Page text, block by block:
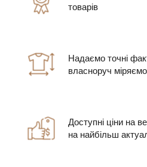
товарів
Надаємо точні
власноруч
Доступні ціни на
на найбільш